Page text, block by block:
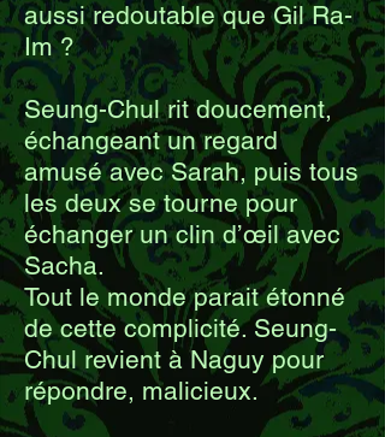
aussi redoutable que Gil Ra-
Im ?
Seung-Chul rit doucement,
échangeant un regard
amusé avec Sarah, puis tous
les deux se tourne pour
échanger un clin d’œil avec
Sacha.
Tout le monde parait étonné
de cette complicité. Seung-
Chul revient à Naguy pour
répondre, malicieux.